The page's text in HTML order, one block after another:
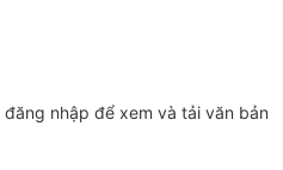
đăng nhập để xem và tải văn bản